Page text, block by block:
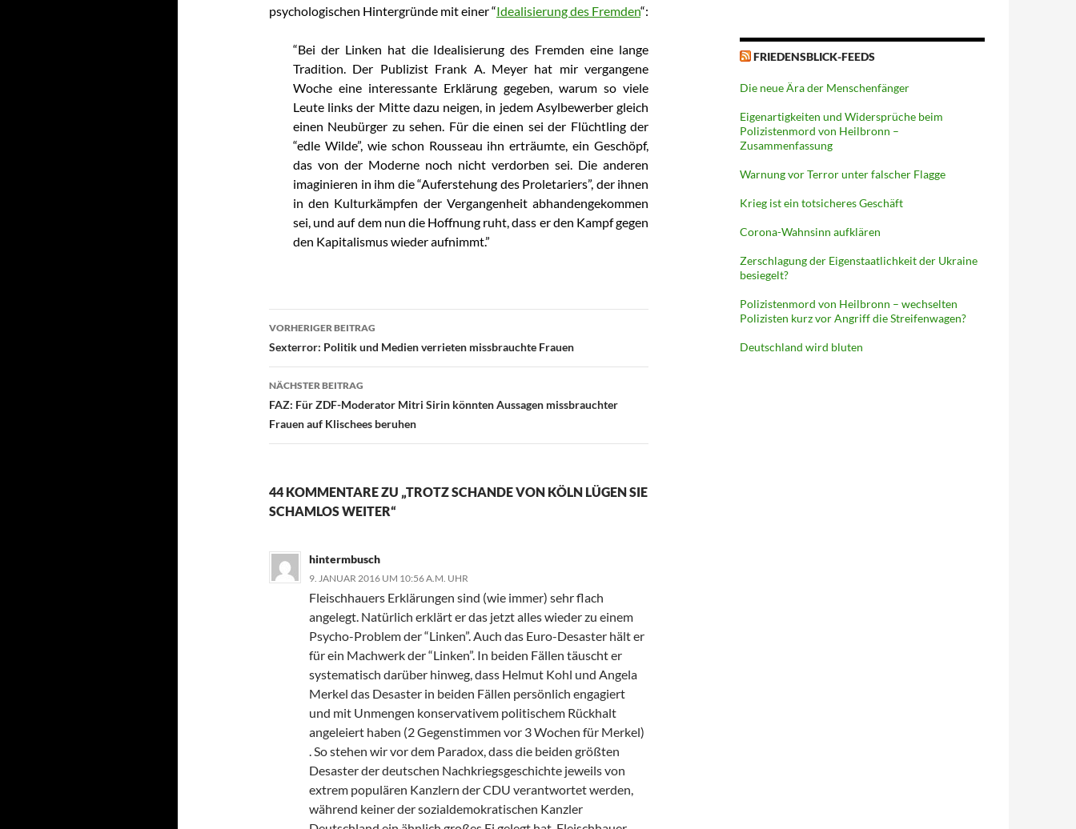
psychologischen Hintergründe mit einer “Idealisierung des Fremden“:
“Bei der Linken hat die Idealisierung des Fremden eine lange
Tradition. Der Publizist Frank A. Meyer hat mir vergangene
Woche eine interessante Erklärung gegeben, warum so viele
Leute links der Mitte dazu neigen, in jedem Asylbewerber gleich
einen Neubürger zu sehen. Für die einen sei der Flüchtling der
“edle Wilde”, wie schon Rousseau ihn erträumte, ein Geschöpf,
das von der Moderne noch nicht verdorben sei. Die anderen
imaginieren in ihm die “Auferstehung des Proletariers”, der ihnen
in den Kulturkämpfen der Vergangenheit abhandengekommen
sei, und auf dem nun die Hoffnung ruht, dass er den Kampf gegen
den Kapitalismus wieder aufnimmt.”
Beitragsnavigation
VORHERIGER BEITRAG
Sexterror: Politik und Medien verrieten missbrauchte Frauen
NÄCHSTER BEITRAG
FAZ: Für ZDF-Moderator Mitri Sirin könnten Aussagen missbrauchter
Frauen auf Klischees beruhen
44 KOMMENTARE ZU „TROTZ SCHANDE VON KÖLN LÜGEN SIE
SCHAMLOS WEITER“
hintermbusch
9. JANUAR 2016 UM 10:56 A.M. UHR
Fleischhauers Erklärungen sind (wie immer) sehr flach
angelegt. Natürlich erklärt er das jetzt alles wieder zu einem
Psycho-Problem der “Linken”. Auch das Euro-Desaster hält er
für ein Machwerk der “Linken”. In beiden Fällen täuscht er
systematisch darüber hinweg, dass Helmut Kohl und Angela
Merkel das Desaster in beiden Fällen persönlich engagiert
und mit Unmengen konservativem politischem Rückhalt
angeleiert haben (2 Gegenstimmen vor 3 Wochen für Merkel)
. So stehen wir vor dem Paradox, dass die beiden größten
Desaster der deutschen Nachkriegsgeschichte jeweils von
extrem populären Kanzlern der CDU verantwortet werden,
während keiner der sozialdemokratischen Kanzler
FRIEDENSBLICK-FEEDS
Die neue Ära der Menschenfänger
Eigenartigkeiten und Widersprüche beim
Polizistenmord von Heilbronn –
Zusammenfassung
Warnung vor Terror unter falscher Flagge
Krieg ist ein totsicheres Geschäft
Corona-Wahnsinn aufklären
Zerschlagung der Eigenstaatlichkeit der Ukraine
besiegelt?
Polizistenmord von Heilbronn – wechselten
Polizisten kurz vor Angriff die Streifenwagen?
Deutschland wird bluten